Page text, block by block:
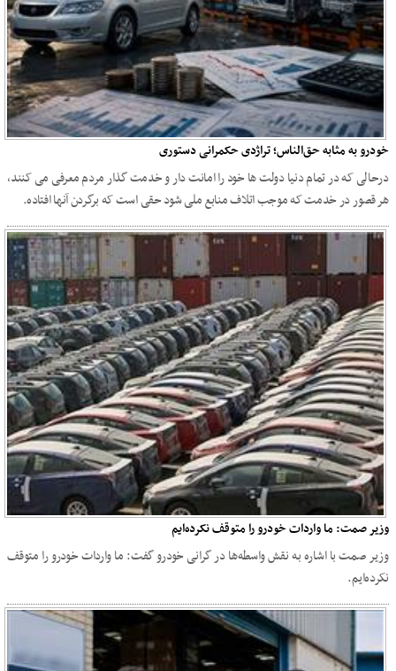
خودرو به مثابه حق‌الناس؛ تراژدی حکمرانی دستوری
درحالی که در تمام دنیا دولت ها خود را امانت دار و خدمت گذار مردم معرفی می کنند،
هر قصور در خدمت که موجب اتلاف منابع ملی شود حقی است که برگردن آنها افتاده.
وزیر صمت: ما واردات خودرو را متوقف نکرده‌ایم
وزیر صمت با اشاره به نقش واسطه‌ها در گرانی خودرو گفت: ما واردات خودرو را متوقف
نکرده‌ایم.